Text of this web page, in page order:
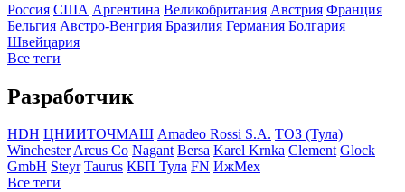
Росcия США Аргентина Великобритания Австрия Франция
Бельгия Австро-Венгрия Бразилия Германия Болгария
Швейцария
Все теги
Разработчик
HDH ЦНИИТОЧМАШ Amadeo Rossi S.A. ТОЗ (Тула)
WinchesterArcus Co Nagant Bersa Karel Krnka Clement Glock
GmbH Steyr Taurus КБП Тула FN ИжМех
Все теги